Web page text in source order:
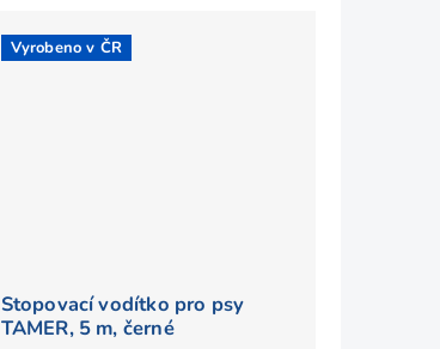
Vyrobeno v ČR
Stopovací vodítko pro psy
TAMER, 5 m, černé